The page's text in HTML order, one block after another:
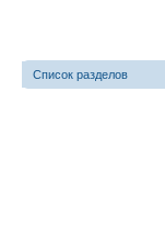
Список разделов